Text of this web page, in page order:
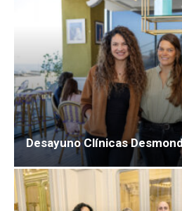
Desayuno Clínicas